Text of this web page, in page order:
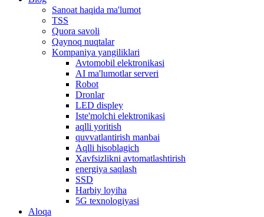
Sanoat haqida ma'lumot
TSS
Quora savoli
Qaynoq nuqtalar
Kompaniya yangiliklari
Avtomobil elektronikasi
AI ma'lumotlar serveri
Robot
Dronlar
LED displey
Iste'molchi elektronikasi
aqlli yoritish
quvvatlantirish manbai
Aqlli hisoblagich
Xavfsizlikni avtomatlashtirish
energiya saqlash
SSD
Harbiy loyiha
5G texnologiyasi
Aloqa